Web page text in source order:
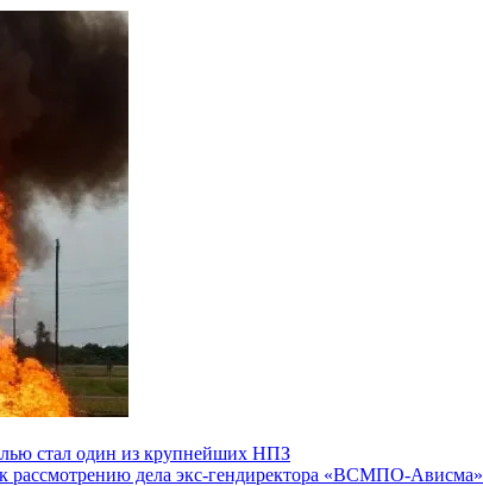
стал один из крупнейших НПЗ
рассмотрению дела экс-гендиректора «ВСМПО-Ависма»